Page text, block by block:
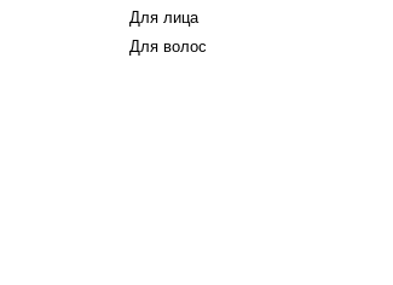
Для лица
Для волос